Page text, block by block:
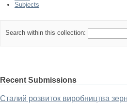
Subjects
Search within this collection:
Recent Submissions
Сталий розвиток виробництва